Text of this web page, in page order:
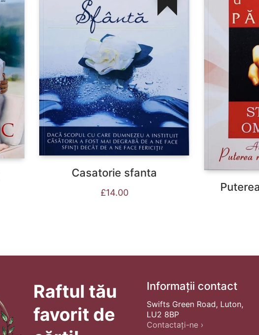
Casatorie sfanta
£14.00
Raftul tău
favorit de
Informații contact
Swifts Green Road, Luton,
LU2 8BP
Contactați-ne ›